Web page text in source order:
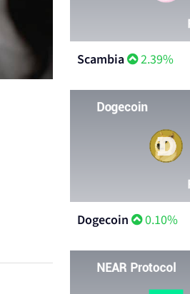
Scambia 2.39%
Dogecoin 0.10%